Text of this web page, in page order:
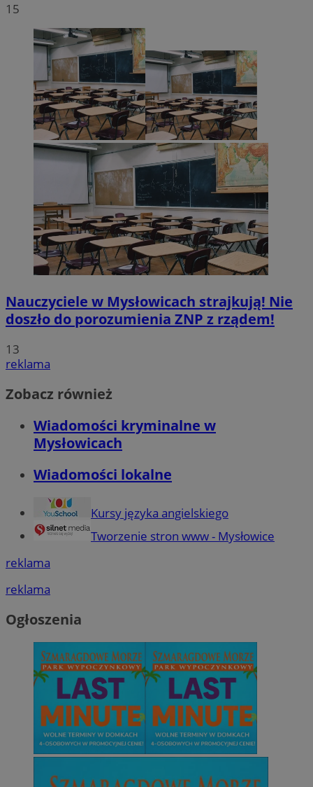
15
Nauczyciele w Mysłowicach strajkują! Nie
doszło do porozumienia ZNP z rządem!
13
reklama
Zobacz również
Wiadomości kryminalne w
Mysłowicach
Wiadomości lokalne
Kursy języka angielskiego
Tworzenie stron www - Mysłowice
reklama
reklama
Ogłoszenia